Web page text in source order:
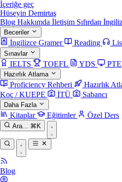
İçeriğe geç
Hüseyin Demirtaş
Blog Hakkımda İletişim Sıfırdan
Beceriler
İngilizce Gramer Reading
Sınavlar
IELTS TOEFL YDS PTE
Hazırlık Atlama
Proficiency Rehberi Hazırlık
Koç / KUEPE
İTÜ Sabancı
Daha Fazla
Kitaplar Eğitimler Özel Ders
Ara... ⌘K
Blog